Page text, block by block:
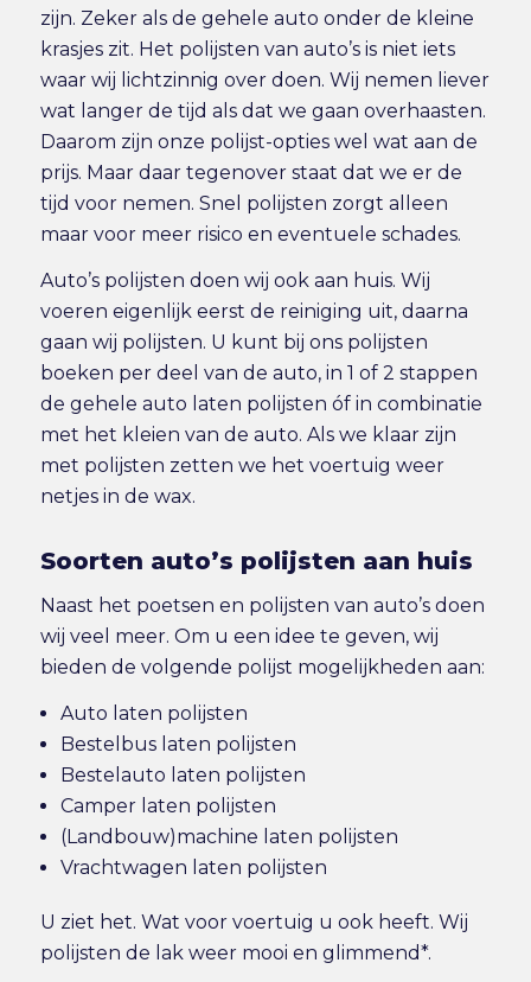
zijn. Zeker als de gehele auto onder de kleine
krasjes zit. Het polijsten van auto’s is niet iets
waar wij lichtzinnig over doen. Wij nemen liever
wat langer de tijd als dat we gaan overhaasten.
Daarom zijn onze polijst-opties wel wat aan de
prijs. Maar daar tegenover staat dat we er de
tijd voor nemen. Snel polijsten zorgt alleen
maar voor meer risico en eventuele schades.
Auto’s polijsten doen wij ook aan huis. Wij
voeren eigenlijk eerst de reiniging uit, daarna
gaan wij polijsten. U kunt bij ons polijsten
boeken per deel van de auto, in 1 of 2 stappen
de gehele auto laten polijsten óf in combinatie
met het kleien van de auto. Als we klaar zijn
met polijsten zetten we het voertuig weer
netjes in de wax.
Soorten auto’s polijsten aan huis
Naast het poetsen en polijsten van auto’s doen
wij veel meer. Om u een idee te geven, wij
bieden de volgende polijst mogelijkheden aan:
Auto laten polijsten
Bestelbus laten polijsten
Bestelauto laten polijsten
Camper laten polijsten
(Landbouw)machine laten polijsten
Vrachtwagen laten polijsten
U ziet het. Wat voor voertuig u ook heeft. Wij
polijsten de lak weer mooi en glimmend*.